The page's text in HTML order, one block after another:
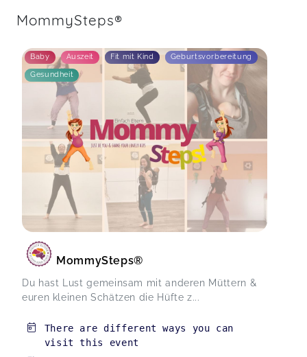
MommySteps®
Baby Auszeit Fit mit Kind Geburtsvorbereitung
Gesundheit
MommySteps®
Du hast Lust gemeinsam mit anderen Müttern &
euren kleinen Schätzen die Hüfte z...
There are different ways you can
visit this event